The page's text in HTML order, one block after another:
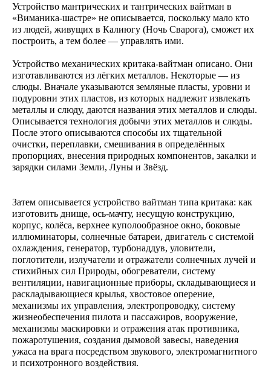
Устройство мантрических и тантрических вайтман в
«Виманика-шастре» не описывается, поскольку мало кто
из людей, живущих в Калиюгу (Ночь Сварога), сможет их
построить, а тем более — управлять ими.
Устройство механических критака-вайтман описано. Они
изготавливаются из лёгких металлов. Некоторые — из
слюды. Вначале указываются земляные пласты, уровни и
подуровни этих пластов, из которых надлежит извлекать
металлы и слюду, даются названия этих металлов и слюды.
Описывается технология добычи этих металлов и слюды.
После этого описываются способы их тщательной
очистки, переплавки, смешивания в определённых
пропорциях, внесения природных компонентов, закалки и
зарядки силами Земли, Луны и Звёзд.
Затем описывается устройство вайтман типа критака: как
изготовить днище, ось-мачту, несущую конструкцию,
корпус, колёса, верхнее куполообразное окно, боковые
иллюминаторы, солнечные батареи, двигатель с системой
охлаждения, генератор, турбонаддув, уловители,
поглотители, излучатели и отражатели солнечных лучей и
стихийных сил Природы, обогреватели, систему
вентиляции, навигационные приборы, складывающиеся и
раскладывающиеся крылья, хвостовое оперение,
механизмы их управления, электропроводку, систему
жизнеобеспечения пилота и пассажиров, вооружение,
механизмы маскировки и отражения атак противника,
пожаротушения, создания дымовой завесы, наведения
ужаса на врага посредством звукового, электромагнитного
и психотронного воздействия.